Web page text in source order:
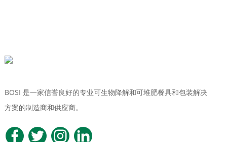
BOSI 是一家信誉良好的专业可生物降解和可堆肥餐具和包装解决
方案的制造商和供应商。